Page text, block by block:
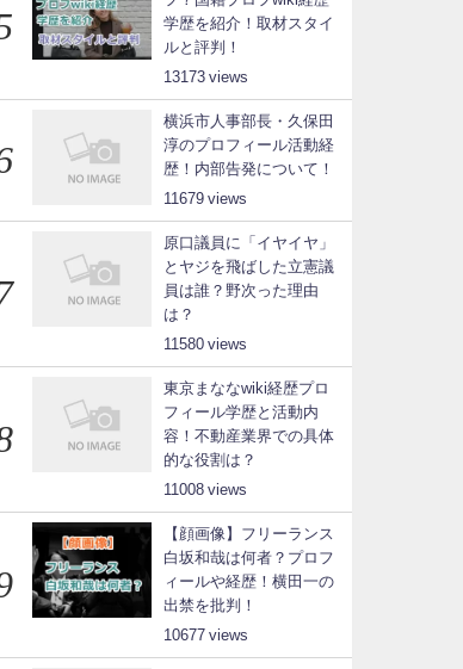
学歴を紹介！取材スタイ
ルと評判！
13173
横浜市人事部長・久保田
淳のプロフィール活動経
歴！内部告発について！
11679
原口議員に「イヤイヤ」
とヤジを飛ばした立憲議
員は誰？野次った理由
は？
11580
東京まななwiki経歴プロ
フィール学歴と活動内
容！不動産業界での具体
的な役割は？
11008
【顔画像】フリーランス
白坂和哉は何者？プロフ
ィールや経歴！横田一の
出禁を批判！
10677